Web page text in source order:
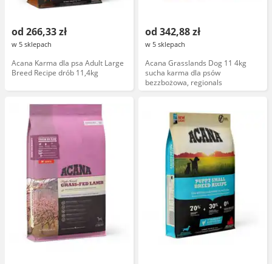
od 266,33 zł
w 5 sklepach
Acana Karma dla psa Adult Large
Breed Recipe drób 11,4kg
od 342,88 zł
w 5 sklepach
Acana Grasslands Dog 11 4kg
sucha karma dla psów
bezzbożowa, regionals